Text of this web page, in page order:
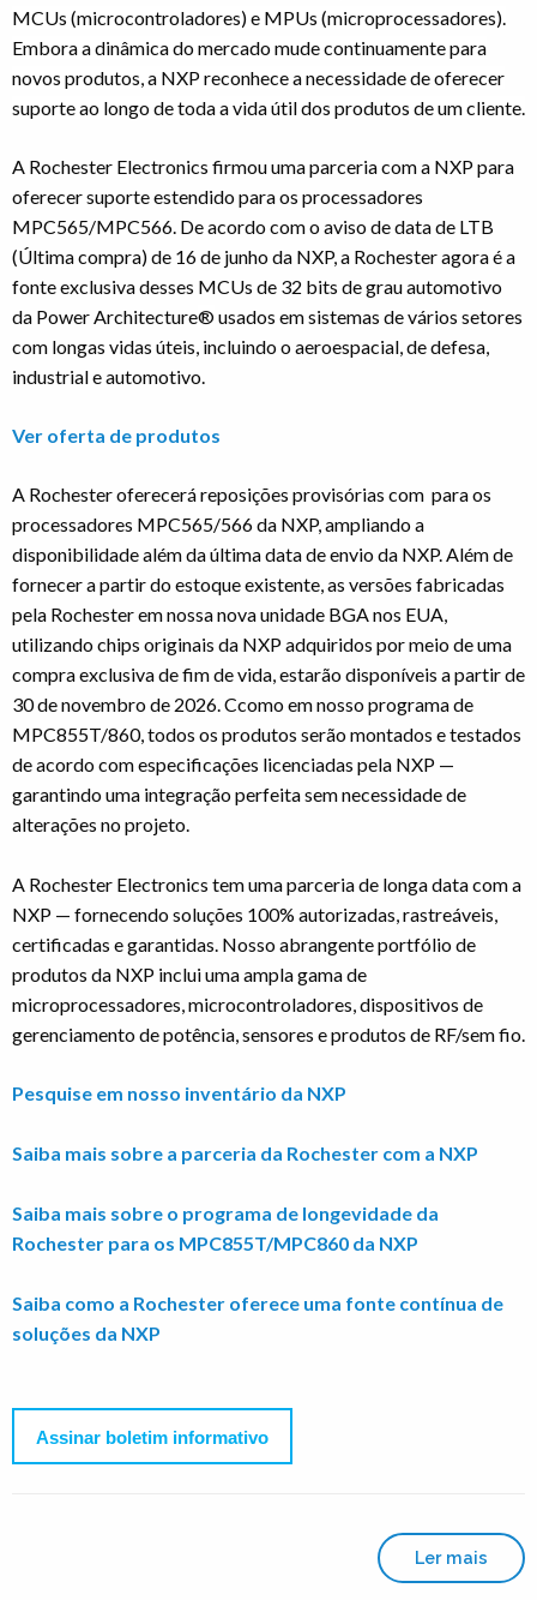
MCUs (microcontroladores) e MPUs (microprocessadores).
Embora a dinâmica do mercado mude continuamente para
novos produtos, a NXP reconhece a necessidade de oferecer
suporte ao longo de toda a vida útil dos produtos de um cliente.
A Rochester Electronics firmou uma parceria com a NXP para
oferecer suporte estendido para os processadores
MPC565/MPC566. De acordo com o aviso de data de LTB
(Última compra) de 16 de junho da NXP, a Rochester agora é a
fonte exclusiva desses MCUs de 32 bits de grau automotivo
da Power Architecture®usados em sistemas de vários setores
com longas vidas úteis, incluindo o aeroespacial, de defesa,
industrial e automotivo.
Ver oferta de produtos
A Rochester oferecerá reposições provisórias com para os
processadores MPC565/566 da NXP, ampliando a
disponibilidade além da última data de envio da NXP. Além de
fornecer a partir do estoque existente, as versões fabricadas
pela Rochester em nossa nova unidade BGA nos EUA,
utilizando chips originais da NXP adquiridos por meio de uma
compra exclusiva de fim de vida, estarão disponíveis a partir de
30 de novembro de 2026. Ccomo em nosso programa de
MPC855T/860, todos os produtos serão montados e testados
de acordo com especificações licenciadas pela NXP —
garantindo uma integração perfeita sem necessidade de
alterações no projeto.
A Rochester Electronics tem uma parceria de longa data com a
NXP — fornecendo soluções 100% autorizadas, rastreáveis,
certificadas e garantidas. Nosso abrangente portfólio de
produtos da NXP inclui uma ampla gama de
microprocessadores, microcontroladores, dispositivos de
gerenciamento de potência, sensores e produtos de RF/sem fio.
Pesquise em nosso inventário da NXP
Saiba mais sobre a parceria da Rochester com a NXP
Saiba mais sobre o programa de longevidade da
Rochester para os MPC855T/MPC860 da NXP
Saiba como a Rochester oferece uma fonte contínua de
soluções da NXP
Assinar boletim informativo
Ler mais